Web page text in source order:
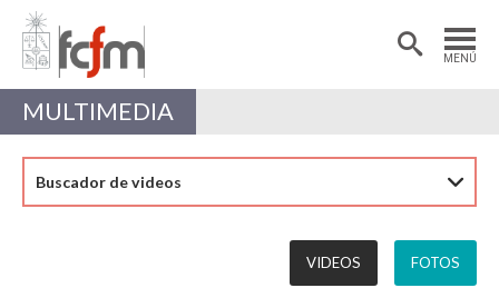
MENÚ
Estudiantes
Académicas/os
MULTIMEDIA
Buscador de videos
VIDEOS FOTOS